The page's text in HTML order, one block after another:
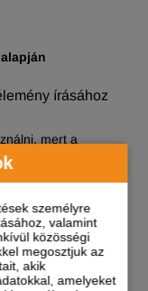
személyre
valamint
közösségi
megosztjuk az
akik
amelyeket
írásához
mert a
vele.